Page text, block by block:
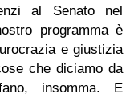
al Senato nel
programma è
e giustizia
che diciamo da
insomma. E